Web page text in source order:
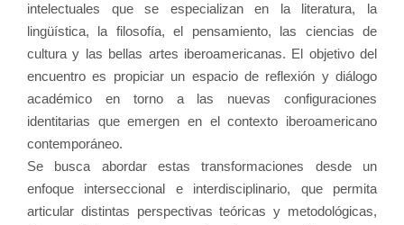
intelectuales que se especializan en la literatura, la
lingüística, la filosofía, el pensamiento, las ciencias de
cultura y las bellas artes iberoamericanas. El objetivo del
encuentro es propiciar un espacio de reflexión y diálogo
académico en torno a las nuevas configuraciones
identitarias que emergen en el contexto iberoamericano
contemporáneo.
Se busca abordar estas transformaciones desde un
enfoque interseccional e interdisciplinario, que permita
articular distintas perspectivas teóricas y metodológicas,